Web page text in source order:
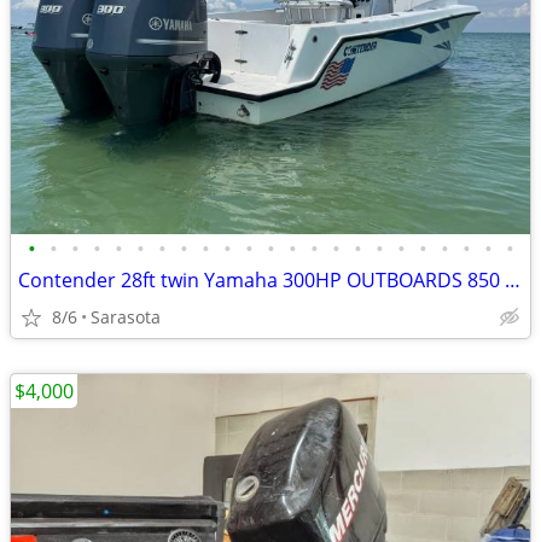
• • • • • • • • • • • • • • • • • • • • • • •
Contender 28ft twin Yamaha 300HP OUTBOARDS 850 hours B/O
8/6 Sarasota
$4,000